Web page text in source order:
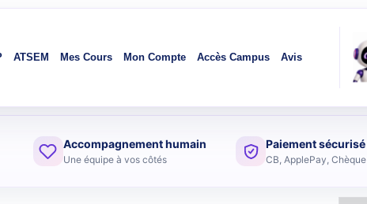
ATSEM Mes Cours Mon Compte Accès Campus Avis
Accompagnement humain
Une équipe à vos côtés
Paiement sécurisé
CB, ApplePay, Chèque